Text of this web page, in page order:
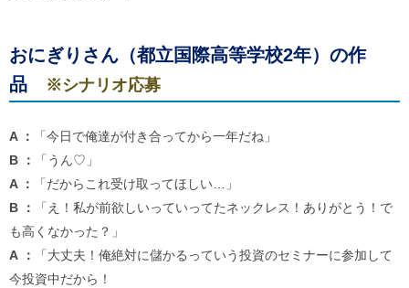
おにぎりさん（都立国際高等学校2年）の作
品
※シナリオ応募
A ：
「今日で俺達が付き合ってから一年だね」
B ：
「うん♡」
A ：
「だからこれ受け取ってほしい…」
B ：
「え！私が前欲しいっていってたネックレス！ありがとう！で
も高くなかった？」
A ：
「大丈夫！俺絶対に儲かるっていう投資のセミナーに参加して
今投資中だから！